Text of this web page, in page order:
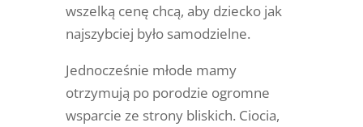
wszelką cenę chcą, aby dziecko jak
najszybciej było samodzielne.
Jednocześnie młode mamy
otrzymują po porodzie ogromne
wsparcie ze strony bliskich. Ciocia,